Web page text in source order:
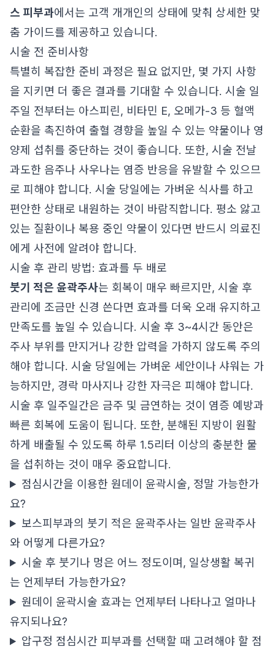
스 피부과에서는 고객 개개인의 상태에 맞춰 상세한 맞
춤 가이드를 제공하고 있습니다.
시술 전 준비사항
특별히 복잡한 준비 과정은 필요 없지만, 몇 가지 사항
을 지키면 더 좋은 결과를 기대할 수 있습니다. 시술 일
주일 전부터는 아스피린, 비타민 E, 오메가-3 등 혈액
순환을 촉진하여 출혈 경향을 높일 수 있는 약물이나 영
양제 섭취를 중단하는 것이 좋습니다. 또한, 시술 전날
과도한 음주나 사우나는 염증 반응을 유발할 수 있으므
로 피해야 합니다. 시술 당일에는 가벼운 식사를 하고
편안한 상태로 내원하는 것이 바람직합니다. 평소 앓고
있는 질환이나 복용 중인 약물이 있다면 반드시 의료진
에게 사전에 알려야 합니다.
시술 후 관리 방법: 효과를 두 배로
붓기 적은 윤곽주사는 회복이 매우 빠르지만, 시술 후
관리에 조금만 신경 쓴다면 효과를 더욱 오래 유지하고
만족도를 높일 수 있습니다. 시술 후 3~4시간 동안은
주사 부위를 만지거나 강한 압력을 가하지 않도록 주의
해야 합니다. 시술 당일에는 가벼운 세안이나 샤워는 가
능하지만, 경락 마사지나 강한 자극은 피해야 합니다.
시술 후 일주일간은 금주 및 금연하는 것이 염증 예방과
빠른 회복에 도움이 됩니다. 또한, 분해된 지방이 원활
하게 배출될 수 있도록 하루 1.5리터 이상의 충분한 물
을 섭취하는 것이 매우 중요합니다.
점심시간을 이용한 원데이 윤곽시술, 정말 가능한가
요?
보스피부과의 붓기 적은 윤곽주사는 일반 윤곽주사
와 어떻게 다른가요?
시술 후 붓기나 멍은 어느 정도이며, 일상생활 복귀
는 언제부터 가능한가요?
원데이 윤곽시술 효과는 언제부터 나타나고 얼마나
유지되나요?
압구정 점심시간 피부과를 선택할 때 고려해야 할 점